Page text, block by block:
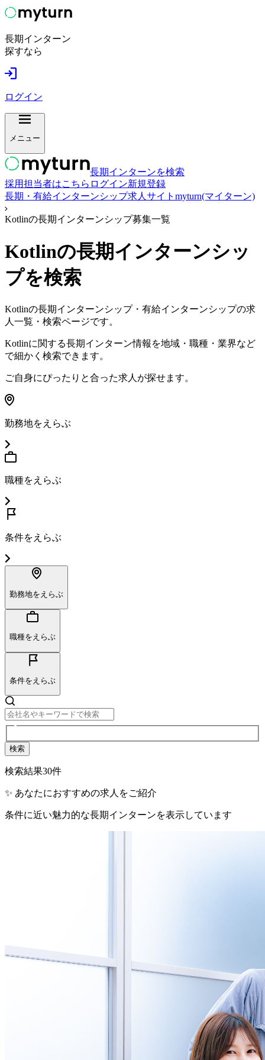
長期インターン
探すなら
ログイン
メニュー
長期インターンを検索
採用担当者はこちら ログイン新規登録
長期・有給インターンシップ求人サイトmyturn(マイターン)
Kotlinの長期インターンシップ募集一覧
Kotlinの長期インターンシッ
プを検索
Kotlinの長期インターンシップ・有給インターンシップの求
人一覧・検索ページです。
Kotlinに関する長期インターン情報を地域・職種・業界など
で細かく検索できます。
ご自身にぴったりと合った求人が探せます。
勤務地をえらぶ
職種をえらぶ
条件をえらぶ
勤務地をえらぶ
職種をえらぶ
条件をえらぶ
検索
検索結果30件
✨ あなたにおすすめの求人をご紹介
条件に近い魅力的な長期インターンを表示しています